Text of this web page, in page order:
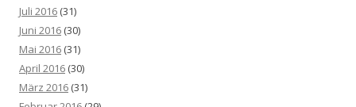
Juli 2016 (31)
Juni 2016 (30)
Mai 2016 (31)
April 2016 (30)
März 2016 (31)